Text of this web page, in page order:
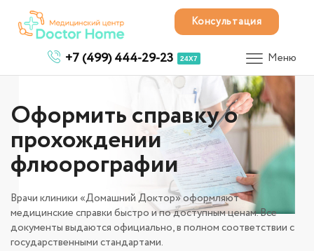
Консультация
+7 (499) 444-29-23 24X7 Меню
Оформить справку о
прохождении
флюорографии
Врачи клиники «Домашний Доктор» оформляют
медицинские справки быстро и по доступным ценам. Все
документы выдаются официально, в полном соответствии с
государственными стандартами.